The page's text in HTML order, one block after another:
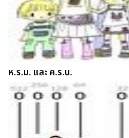
ห.ร.ม. และ ค.ร.น.